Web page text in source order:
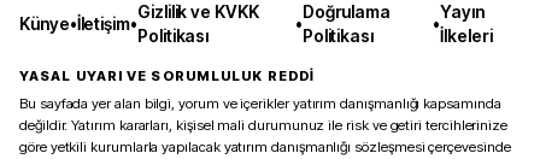
Künye•İletişim•
Gizlilik ve KVKK
Politikası
•
Doğrulama
Politikası
•
Yayın
İlkeleri
YASAL UYARI VE SORUMLULUK REDDİ
Bu sayfada yer alan bilgi, yorum ve içerikler yatırım danışmanlığı kapsamında
değildir. Yatırım kararları, kişisel mali durumunuz ile risk ve getiri tercihlerinize
göre yetkili kurumlarla yapılacak yatırım danışmanlığı sözleşmesi çerçevesinde